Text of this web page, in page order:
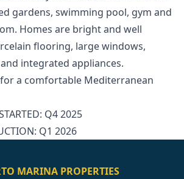
gardens, swimming pool, gym and
Homes ‌are ‌bright ‌and ‌well
flooring, large ‌windows,
integrated ‌appliances.
a ‌comfortable Mediterranean
‌Q4 ‌2025
‌Q1 ‌2026
MARINA PROPERTIES